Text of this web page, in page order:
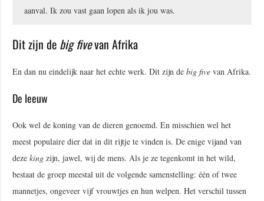
aanval. Ik zou vast gaan lopen als ik jou was.
Dit zijn de big fivevan Afrika
En dan nu eindelijk naar het echte werk. Dit zijn de big five van Afrika.
De leeuw
Ook wel de koning van de dieren genoemd. En misschien wel het
meest populaire dier dat in dit rijtje te vinden is. De enige vijand van
deze king zijn, jawel, wij de mens. Als je ze tegenkomt in het wild,
bestaat de groep meestal uit de volgende samenstelling: één of twee
mannetjes, ongeveer vijf vrouwtjes en hun welpen. Het verschil tussen